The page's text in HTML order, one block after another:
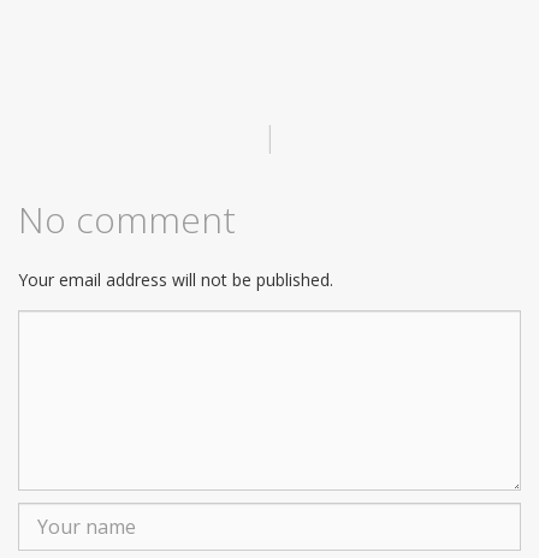
|
No comment
Your email address will not be published.